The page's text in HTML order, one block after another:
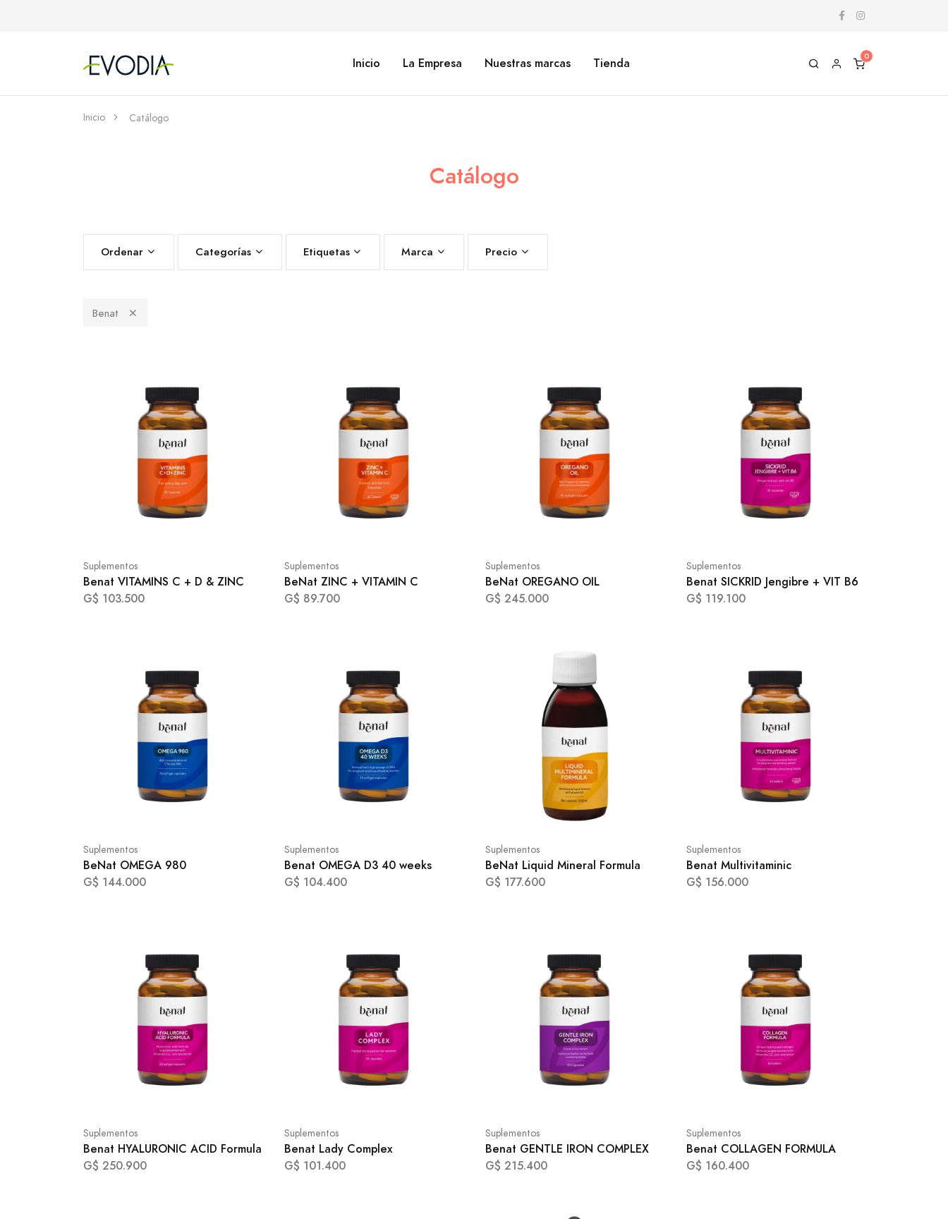
Inicio La Empresa Nuestras marcas Tienda
Inicio Catálogo
Catálogo
Ordenar Categorías Etiquetas Marca Precio
Benat
Suplementos
Benat VITAMINS C + D & ZINC
G$ 103.500
Suplementos
BeNat ZINC + VITAMIN C
G$ 89.700
Suplementos
BeNat OREGANO OIL
G$ 245.000
Suplementos
Benat SICKRID Jengibre + VIT B6
G$ 119.100
Suplementos
BeNat OMEGA 980
G$ 144.000
Suplementos
Benat OMEGA D3 40 weeks
G$ 104.400
Suplementos
BeNat Liquid Mineral Formula
G$ 177.600
Suplementos
Benat Multivitaminic
G$ 156.000
Suplementos
Benat HYALURONIC ACID Formula
G$ 250.900
Suplementos
Benat Lady Complex
G$ 101.400
Suplementos
Benat GENTLE IRON COMPLEX
G$ 215.400
Suplementos
Benat COLLAGEN FORMULA
G$ 160.400